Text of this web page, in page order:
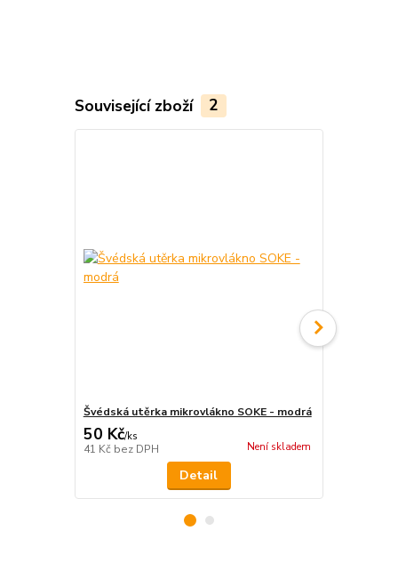
Související zboží 2
Švédská utěrka mikrovlákno SOKE - modrá
50 Kč/ks
41 Kč bez DPH Není skladem
Detail